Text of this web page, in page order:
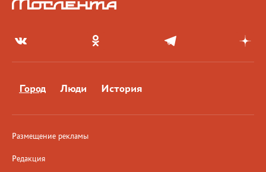
Город Люди История
Размещение рекламы
Редакция